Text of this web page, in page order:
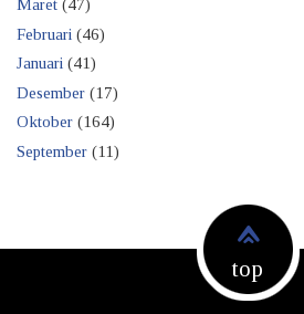
Maret (47)
Februari (46)
Januari (41)
Desember (17)
Oktober (164)
September (11)
top